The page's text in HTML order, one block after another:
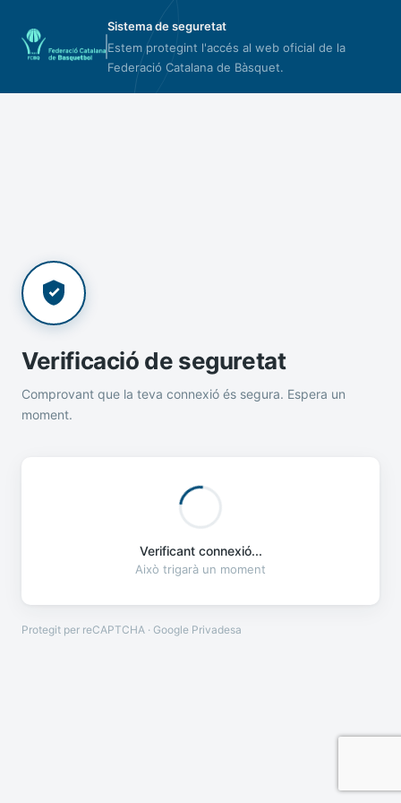
Sistema de seguretat
Estem protegint l'accés al web oficial de la
Federació Catalana de Bàsquet.
Verificació de seguretat
Comprovant que la teva connexió és segura. Espera un
moment.
Verificant connexió...
Això trigarà un moment
Protegit per reCAPTCHA · Google Privadesa